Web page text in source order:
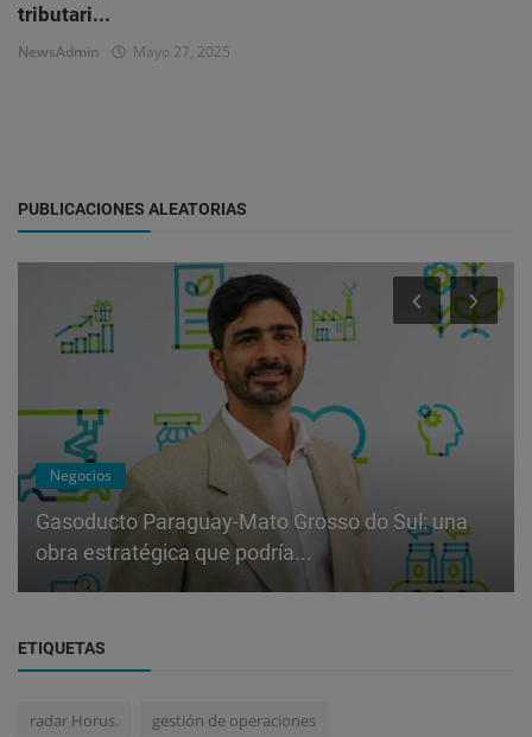
tributari...
NewsAdmin Mayo 27, 2025
PUBLICACIONES ALEATORIAS
Negocios
Gasoducto Paraguay-Mato Grosso do Sul: una
obra estratégica que podría...
ETIQUETAS
radar Horus. gestión de operaciones